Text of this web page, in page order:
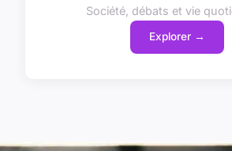
Société, débats et vie
Explorer →